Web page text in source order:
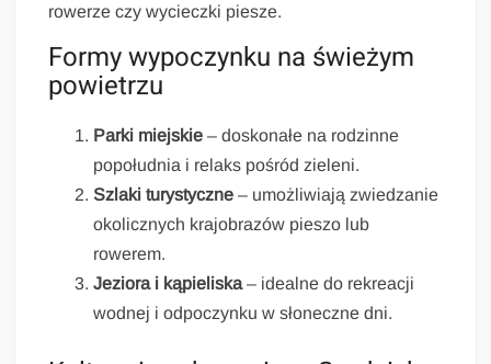
rowerze czy wycieczki piesze.
Formy wypoczynku na świeżym
powietrzu
Parki miejskie – doskonałe na rodzinne
popołudnia i relaks pośród zieleni.
Szlaki turystyczne – umożliwiają zwiedzanie
okolicznych krajobrazów pieszo lub
rowerem.
Jeziora i kąpieliska– idealne do rekreacji
wodnej i odpoczynku w słoneczne dni.